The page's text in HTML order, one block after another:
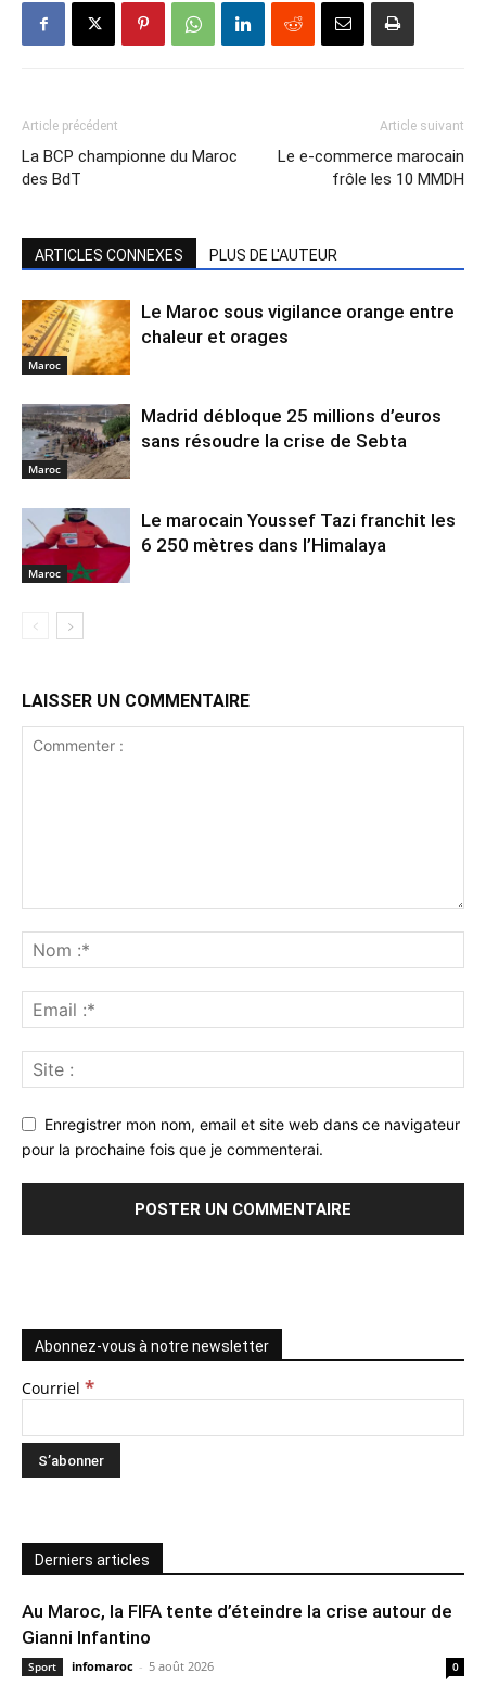
Article précédent
La BCP championne du Maroc
des BdT
Article suivant
Le e-commerce marocain
frôle les 10 MMDH
ARTICLES CONNEXES PLUS DE L'AUTEUR
Maroc
Le Maroc sous vigilance orange entre
chaleur et orages
Maroc
Madrid débloque 25 millions d’euros
sans résoudre la crise de Sebta
Maroc
Le marocain Youssef Tazi franchit les
6 250 mètres dans l’Himalaya
LAISSER UN COMMENTAIRE
Enregistrer mon nom, email et site web dans ce navigateur
pour la prochaine fois que je commenterai.
Abonnez-vous à notre newsletter
Courriel *
Derniers articles
Au Maroc, la FIFA tente d’éteindre la crise autour de
Gianni Infantino
Sport infomaroc - 5 août 2026 0